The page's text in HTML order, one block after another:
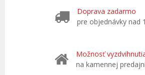
Doprava zadarmo
pre objednávky nad
Možnosť
na kamennej predajni